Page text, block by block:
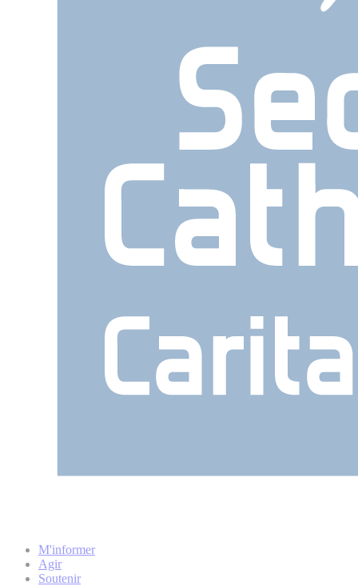
M'informer
Agir
Soutenir